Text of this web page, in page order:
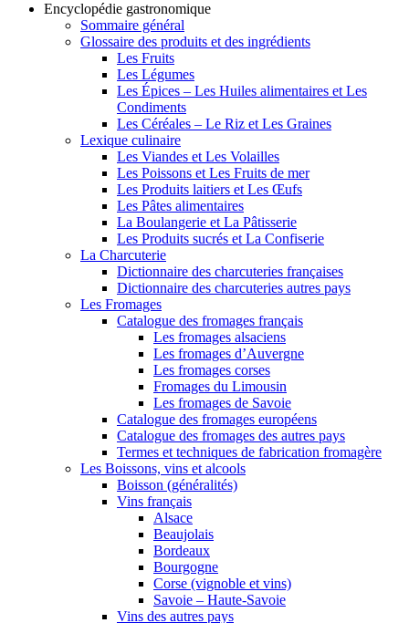
Encyclopédie gastronomique
Sommaire général
Glossaire des produits et des ingrédients
Les Fruits
Les Légumes
Les Épices – Les Huiles alimentaires et Les
Condiments
Les Céréales – Le Riz et Les Graines
Lexique culinaire
Les Viandes et Les Volailles
Les Poissons et Les Fruits de mer
Les Produits laitiers et Les Œufs
Les Pâtes alimentaires
La Boulangerie et La Pâtisserie
Les Produits sucrés et La Confiserie
La Charcuterie
Dictionnaire des charcuteries françaises
Dictionnaire des charcuteries autres pays
Les Fromages
Catalogue des fromages français
Les fromages alsaciens
Les fromages d’Auvergne
Les fromages corses
Fromages du Limousin
Les fromages de Savoie
Catalogue des fromages européens
Catalogue des fromages des autres pays
Termes et techniques de fabrication fromagère
Les Boissons, vins et alcools
Boisson (généralités)
Vins français
Alsace
Beaujolais
Bordeaux
Bourgogne
Corse (vignoble et vins)
Savoie – Haute-Savoie
Vins des autres pays